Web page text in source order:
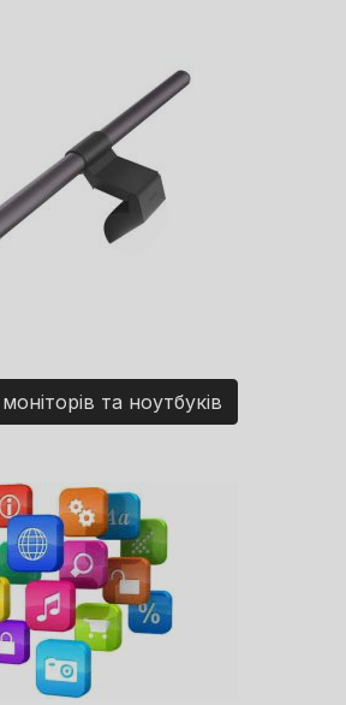
та ноутбуків